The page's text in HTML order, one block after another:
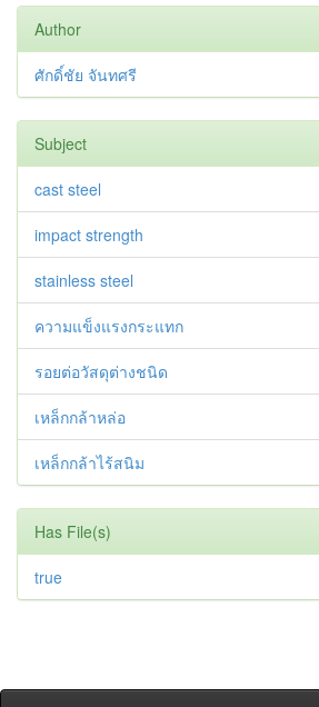
Author
ศักดิ์ชัย จันทศรี
Subject
cast steel
impact strength
stainless steel
ความแข็งแรงกระแทก
รอยต่อวัสดุต่างชนิด
เหล็กกล้าหล่อ
เหล็กกล้าไร้สนิม
Has File(s)
true